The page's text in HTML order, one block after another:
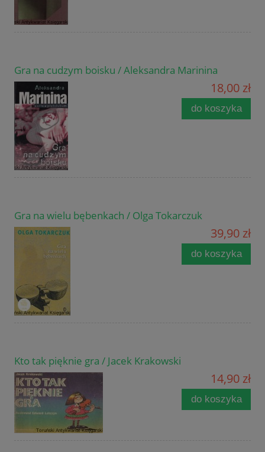
Gra na cudzym boisku / Aleksandra Marinina
18,00 zł
do koszyka
Gra na wielu bębenkach / Olga Tokarczuk
39,90 zł
do koszyka
Kto tak pięknie gra / Jacek Krakowski
14,90 zł
do koszyka